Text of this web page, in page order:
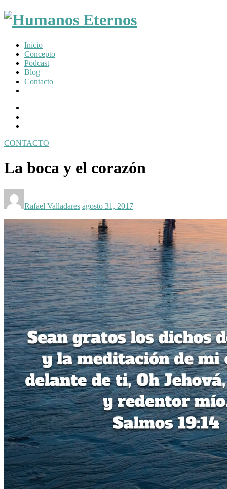
Somos
humanos,
pero
Dios
creó
mucho
Inicio
Concepto
Podcast
Blog
Contacto
CONTACTO
navigation
La boca y el corazón
Posted
by:
Rafael Valladares agosto 31, 2017